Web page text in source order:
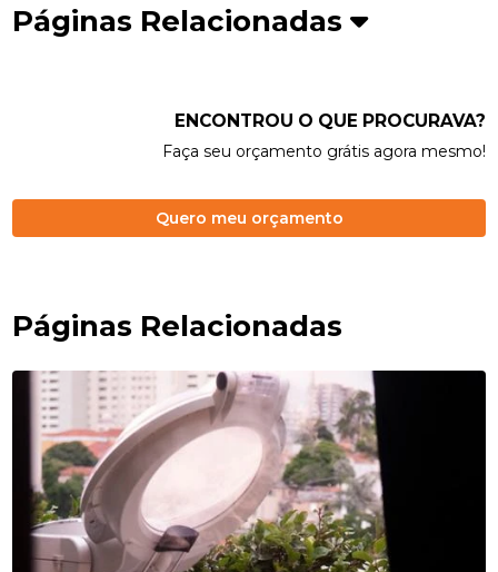
Páginas Relacionadas
ENCONTROU O QUE PROCURAVA?
Faça seu orçamento grátis agora mesmo!
Quero meu orçamento
Páginas Relacionadas